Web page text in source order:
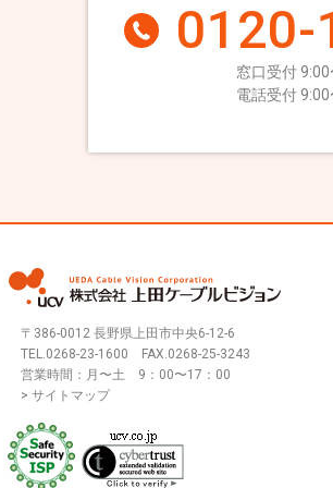
0120-
窓口受付 9:00
電話受付 9:00
〒386-0012 長野県上田市中央6-12-6
TEL.0268-23-1600 FAX.0268-25-3243
営業時間：月〜土 9：00〜17：00
> サイトマップ